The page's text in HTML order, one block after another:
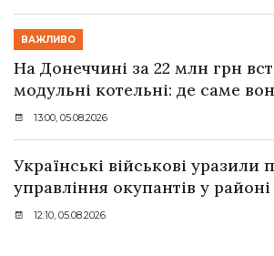
ВАЖЛИВО
На Донеччині за 22 млн грн
модульні котельні: де саме
13:00, 05.08.2026
Українські військові уразили
управління окупантів у
12:10, 05.08.2026